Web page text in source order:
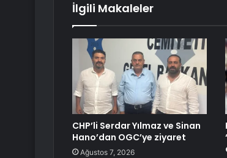
İlgili Makaleler
CHP’li Serdar Yılmaz ve Sinan
Hano’dan OGC’ye ziyaret
Ağustos 7, 2026